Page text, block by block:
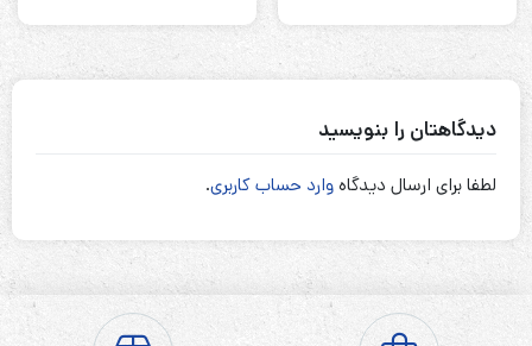
دیدگاهتان را بنویسید
لطفا برای ارسال دیدگاهوارد حساب کاربری.